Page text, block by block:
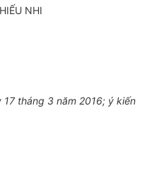
NHI
tháng 3 năm 2016; ý kiến